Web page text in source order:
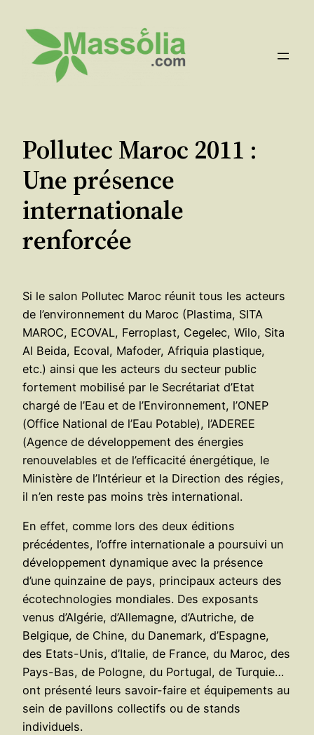
contenu
Pollutec Maroc 2011 :
Une présence
internationale
renforcée
Si le salon Pollutec Maroc réunit tous les acteurs
de l’environnement du Maroc (Plastima, SITA
MAROC, ECOVAL, Ferroplast, Cegelec, Wilo, Sita
Al Beida, Ecoval, Mafoder, Afriquia plastique,
etc.) ainsi que les acteurs du secteur public
fortement mobilisé par le Secrétariat d’Etat
chargé de l’Eau et de l’Environnement, l’ONEP
(Office National de l’Eau Potable), l’ADEREE
(Agence de développement des énergies
renouvelables et de l’efficacité énergétique, le
Ministère de l’Intérieur et la Direction des régies,
il n’en reste pas moins très international.
En effet, comme lors des deux éditions
précédentes, l’offre internationale a poursuivi un
développement dynamique avec la présence
d’une quinzaine de pays, principaux acteurs des
écotechnologies mondiales. Des exposants
venus d’Algérie, d’Allemagne, d’Autriche, de
Belgique, de Chine, du Danemark, d’Espagne,
des Etats-Unis, d’Italie, de France, du Maroc, des
Pays-Bas, de Pologne, du Portugal, de Turquie…
ont présenté leurs savoir-faire et équipements au
sein de pavillons collectifs ou de stands
individuels.